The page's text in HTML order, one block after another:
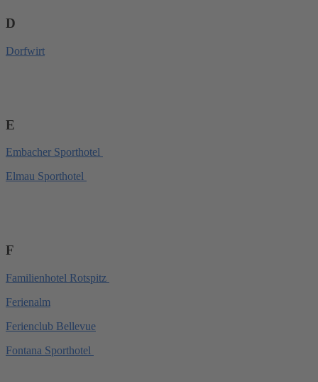
D
Dorfwirt
E
Embacher Sporthotel
Elmau Sporthotel
F
Familienhotel Rotspitz
Ferienalm
Ferienclub Bellevue
Fontana Sporthotel